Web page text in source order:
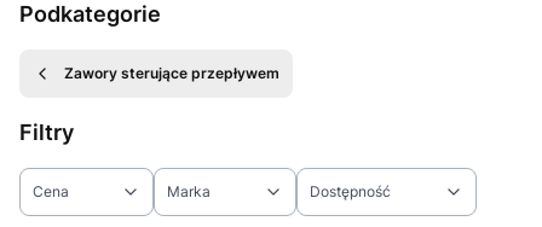
Podkategorie
Zawory sterujące przepływem
Filtry
Cena Marka Dostępność